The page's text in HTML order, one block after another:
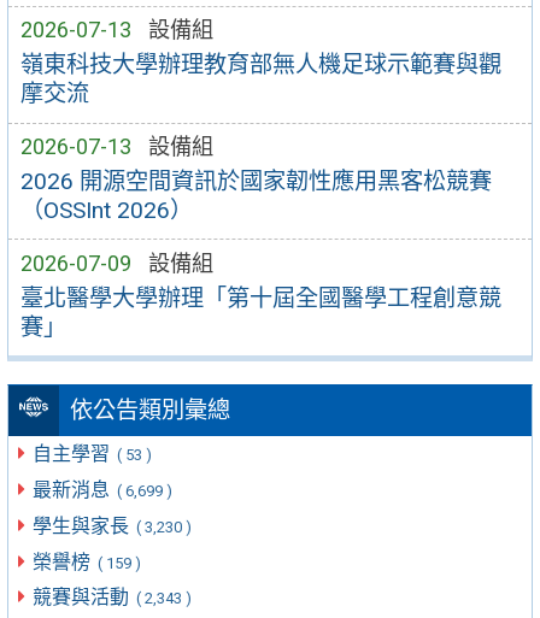
2026-07-13 設備組
嶺東科技大學辦理教育部無人機足球示範賽與觀
摩交流
2026-07-13 設備組
2026 開源空間資訊於國家韌性應用黑客松競賽
（OSSInt 2026）
2026-07-09 設備組
臺北醫學大學辦理「第十屆全國醫學工程創意競
賽」
依公告類別彙總
自主學習 ( 53 )
最新消息 ( 6,699 )
學生與家長 ( 3,230 )
榮譽榜 ( 159 )
競賽與活動 ( 2,343 )